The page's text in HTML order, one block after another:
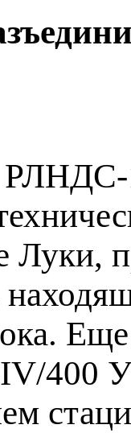
Луки,
400